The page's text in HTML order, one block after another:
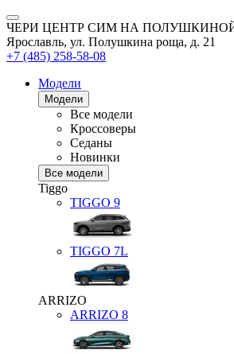
ЧЕРИ ЦЕНТР СИМ НА
Ярославль, ул. Полушкина роща, д. 21
+7 (485) 258-58-08
Модели
Модели
Все модели
Кроссоверы
Седаны
Новинки
Все модели
Tiggo
TIGGO 9
TIGGO 7L
ARRIZO
ARRIZO 8